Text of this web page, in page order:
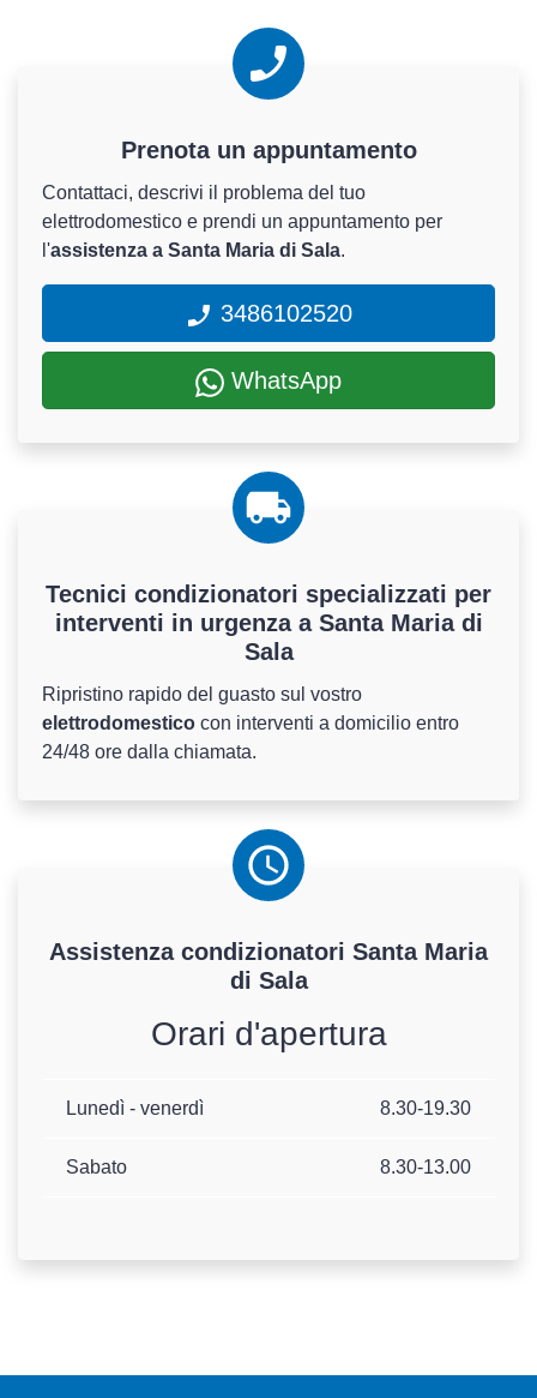
Prenota un appuntamento
Contattaci, descrivi il problema del tuo
elettrodomestico e prendi un appuntamento per
l'assistenza a Santa Maria di Sala.
3486102520
WhatsApp
Tecnici condizionatori specializzati per
interventi in urgenza a Santa Maria di
Sala
Ripristino rapido del guasto sul vostro
elettrodomestico con interventi a domicilio entro
24/48 ore dalla chiamata.
Assistenza condizionatori Santa Maria
di Sala
Orari d'apertura
Lunedì - venerdì 8.30-19.30
Sabato 8.30-13.00